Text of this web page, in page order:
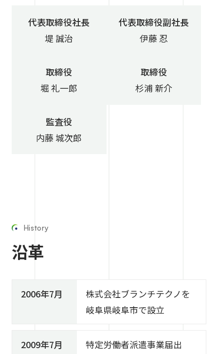
代表取締役社長
堤 誠治
代表取締役副社長
伊藤 忍
取締役
堀 礼一郎
取締役
杉浦 新介
監査役
内藤 城次郎
History
沿革
2006年7月
株式会社ブランチテクノを
岐阜県岐阜市で設立
2009年7月 特定労働者派遣事業届出